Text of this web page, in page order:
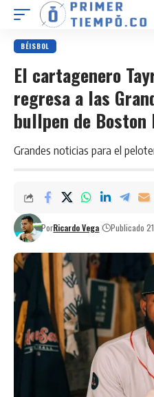
BÉISBOL
El cartagenero
regresa a las
bullpen de Boston
Grandes noticias para el
PorRicardo Vega Publicado